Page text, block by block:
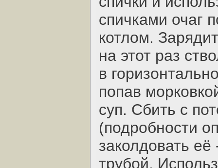
спичками очаг
котлом.
на этот раз
в
попав
суп. Сбить с
(подробности
заколдовать её
трубой.